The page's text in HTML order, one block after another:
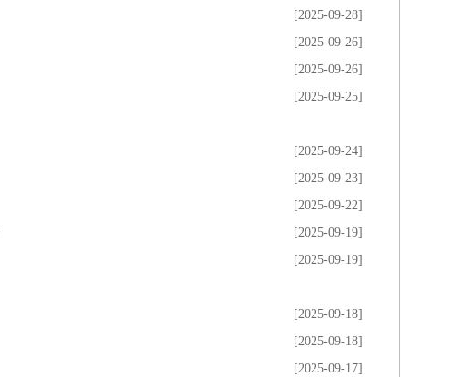
[2025-09-28]
[2025-09-26]
[2025-09-26]
[2025-09-25]
[2025-09-24]
[2025-09-23]
[2025-09-22]
[2025-09-19]
[2025-09-19]
[2025-09-18]
[2025-09-18]
[2025-09-17]